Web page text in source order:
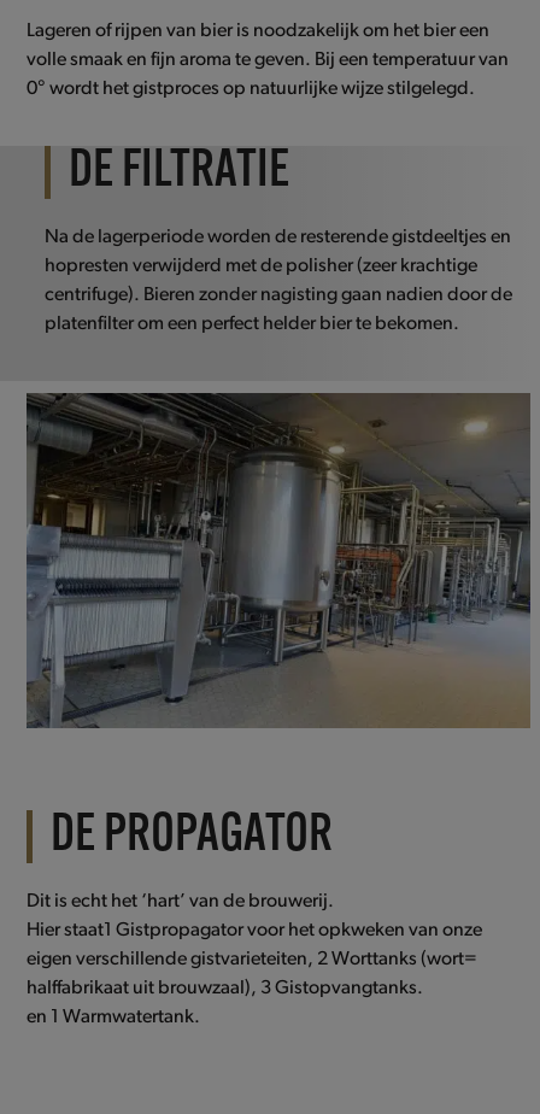
Lageren of rijpen van bier is noodzakelijk om het bier een
volle smaak en fijn aroma te geven. Bij een temperatuur van
0° wordt het gistproces op natuurlijke wijze stilgelegd.
DE FILTRATIE
Na de lagerperiode worden de resterende gistdeeltjes en
hopresten verwijderd met de polisher (zeer krachtige
centrifuge). Bieren zonder nagisting gaan nadien door de
platenfilter om een perfect helder bier te bekomen.
DE PROPAGATOR
Dit is echt het ‘hart’ van de brouwerij.
Hier staat1 Gistpropagator voor het opkweken van onze
eigen verschillende gistvarieteiten, 2 Worttanks (wort=
halffabrikaat uit brouwzaal), 3 Gistopvangtanks.
en 1 Warmwatertank.